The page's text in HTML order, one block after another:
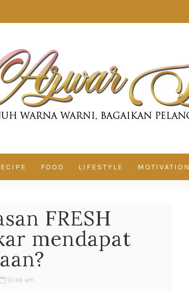
FOOD LIFESTYLE MOTIVATION
FRESH
mendapat
10:46 am